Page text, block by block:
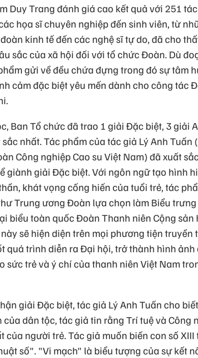
Duy Trang đánh giá cao kết quả với 251
họa sĩ chuyên nghiệp đến sinh viên, từ
kinh tế đến các nghệ sĩ tự do, đã cho
sắc của xã hội đối với tổ chức Đoàn. Dù
gửi về đều chứa đựng trong đó sự tâm
cảm đặc biệt yêu mến dành cho công tác
Ban Tổ chức đã trao 1 giải Đặc biệt, 3 giải
nhất. Tác phẩm của tác giả Lý Anh Tuấn
Công nghiệp Cao su Việt Nam) đã xuất
giành giải Đặc biệt. Với ngôn ngữ tạo hình
khát vọng cống hiến của tuổi trẻ, tác
Trung ương Đoàn lựa chọn làm Biểu
biểu toàn quốc Đoàn Thanh niên Cộng sản
sẽ hiện diện trên mọi phương tiện truyền
quá trình diễn ra Đại hội, trở thành hình ảnh
sức trẻ và ý chí của thanh niên Việt Nam
giải Đặc biệt, tác giả Lý Anh Tuấn cho
dân tộc, tác giả tin rằng Trí tuệ và Công
của người trẻ. Tác giả muốn biến con số
số". "Vi mạch" là biểu tượng của sự kết